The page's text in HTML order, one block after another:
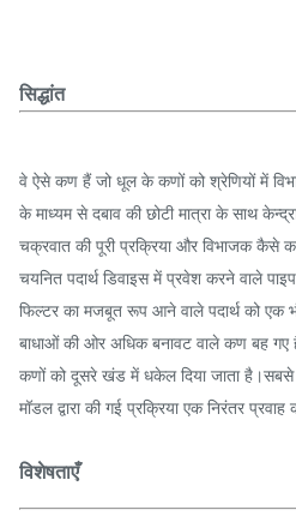
सिद्धांत
वे ऐसे कण हैं जो धूल के कणों को श्रेणियों में
के माध्यम से दबाव की छोटी मात्रा के साथ
चक्रवात की पूरी प्रक्रिया और विभाजक कैसे
चयनित पदार्थ डिवाइस में प्रवेश करने वाले
फिल्टर का मजबूत रूप आने वाले पदार्थ को एक
बाधाओं की ओर अधिक बनावट वाले कण बह गए
कणों को दूसरे खंड में धकेल दिया जाता
मॉडल द्वारा की गई प्रक्रिया एक निरंतर
विशेषताएँ